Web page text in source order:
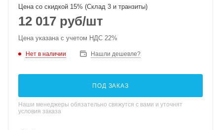
Цена со скидкой 15% (Склад 3 и транзиты)
12 017 руб/шт
Цена указана с учетом НДС 22%
Нет в наличии Нашли дешевле?
ПОД ЗАКАЗ
Наши менеджеры обязательно свяжутся с вами и уточнят
условия заказа